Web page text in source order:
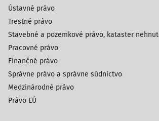
Ústavné právo
Trestné právo
Stavebné a pozemkové právo, kataster
Pracovné právo
Finančné právo
Správne právo a správne súdnictvo
Medzinárodné právo
Právo EÚ